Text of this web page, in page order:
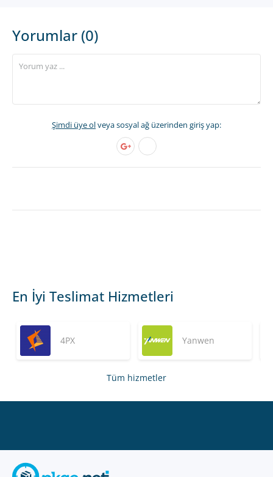
Yorumlar (0)
Şimdi üye olveya sosyal ağ üzerinden giriş yap:
En İyi Teslimat Hizmetleri
4PX Yanwen
Tüm hizmetler